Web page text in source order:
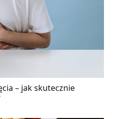
– jak skutecznie